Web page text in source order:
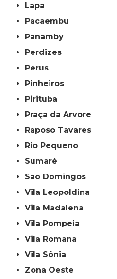
Lapa
Pacaembu
Panamby
Perdizes
Perus
Pinheiros
Pirituba
Praça da Arvore
Raposo Tavares
Rio Pequeno
Sumaré
São Domingos
Vila Leopoldina
Vila Madalena
Vila Pompeia
Vila Romana
Vila Sônia
Zona Oeste